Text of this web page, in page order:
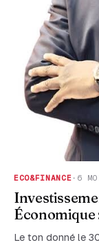
ECO&FINANCE · 6
Économique
Le ton donné le